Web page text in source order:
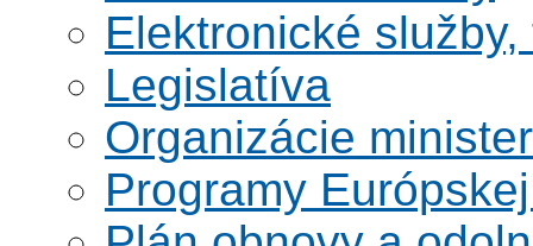
Elektronické
Legislatíva
Organizácie
Programy